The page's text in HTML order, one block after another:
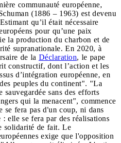
communauté européenne,
(1886 – 1963) est devenu
qu’il était nécessaire
pour qu’une paix
la production du charbon et de
supranationale. En 2020, à
de la Déclaration, le pape
constructif, dont l’action et les
d’intégration européenne, en
peuples du continent". "La
sans des efforts
qui la menacent", commence
fera pas d'un coup, ni dans
elle se fera par des réalisations
solidarité de fait. Le
exige que l'opposition